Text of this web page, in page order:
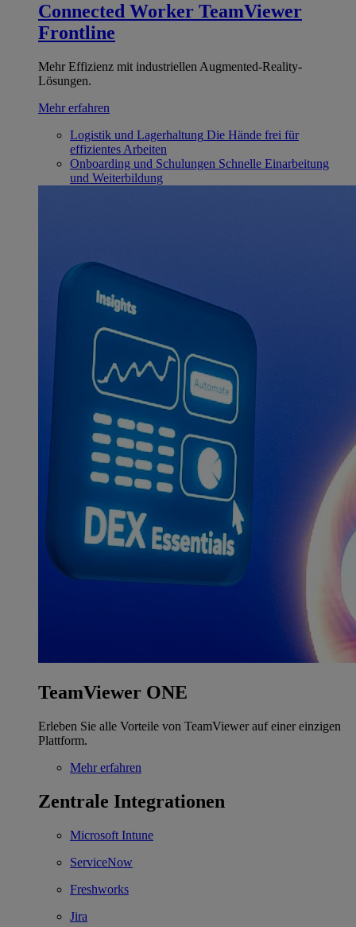
Connected Worker TeamViewer
Frontline
Mehr Effizienz mit industriellen Augmented-Reality-
Lösungen.
Mehr erfahren
Logistik und Lagerhaltung Die Hände frei für
effizientes Arbeiten
Onboarding und Schulungen Schnelle Einarbeitung
und Weiterbildung
TeamViewer ONE
Erleben Sie alle Vorteile von TeamViewer auf einer einzigen
Plattform.
Mehr erfahren
Zentrale Integrationen
Microsoft Intune
ServiceNow
Freshworks
Jira